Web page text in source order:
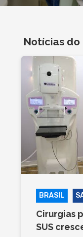
Notícias do
BRASIL
Cirurgias
SUS